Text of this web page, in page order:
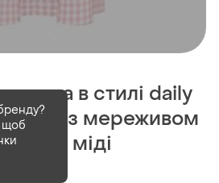
в стилі daily
з мереживом
міді
щоб